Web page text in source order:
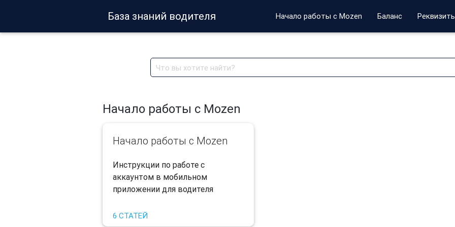
База знаний водителя Начало работы с Mozen Баланс
Начало работы с Mozen
Начало работы с Mozen
​Инструкции по работе с
аккаунтом в мобильном
приложении для водителя
6 СТАТЕЙ